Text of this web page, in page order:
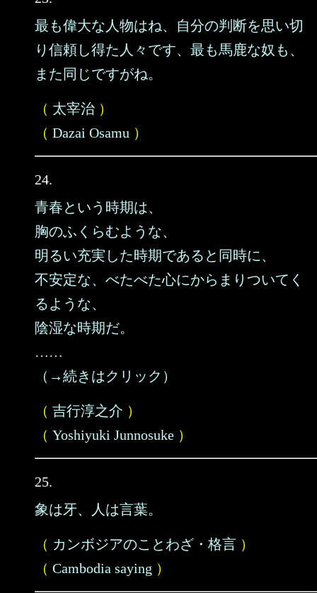
最も偉大な人物はね、自分の判断を思い切
り信頼し得た人々です、最も馬鹿な奴も、
また同じですがね。
（ 太宰治 ）
（ Dazai Osamu ）
24.
青春という時期は、
胸のふくらむような、
明るい充実した時期であると同時に、
不安定な、べたべた心にからまりついてく
るような、
陰湿な時期だ。
……
（→続きはクリック）
（ 吉行淳之介 ）
（ Yoshiyuki Junnosuke ）
25.
象は牙、人は言葉。
（ カンボジアのことわざ・格言 ）
（ Cambodia saying ）